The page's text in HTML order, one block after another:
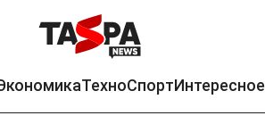
ТехноСпортИнтересное